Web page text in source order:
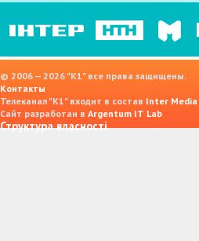
© 2006 — 2026 "K1" все права защищены.
Контакты
Телеканал "К1" входит в состав Inter
Сайт разработан в Argentum IT Lab
Структура власності